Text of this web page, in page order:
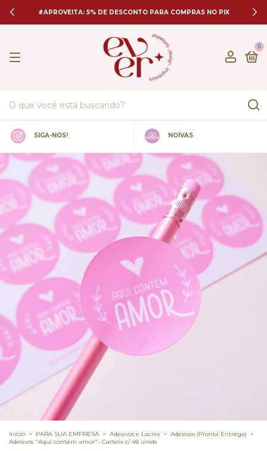
#APROVEITA: 5% DE DESCONTO PARA COMPRAS NO PIX
0
SIGA-NOS! NOIVAS
Início > PARA SUA EMPRESA > Adesivos e Lacres > Adesivos (Pronta Entrega)
>
Adesivos "Aqui contém amor"- Cartela c/ 48 unids